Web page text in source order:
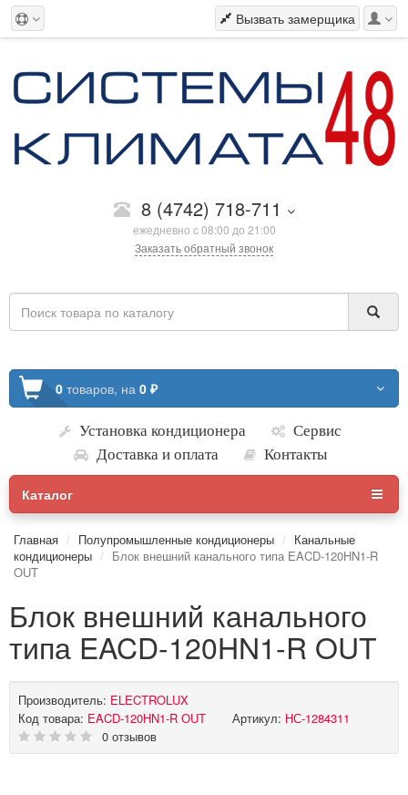
Вызвать замерщика
8 (4742) 718-711
ежедневно с 08:00 до 21:00
Заказать обратный звонок
0 товаров, на 0 ₽
Установка кондиционера
Сервис
Доставка и оплата
Контакты
Каталог
Главная Полупромышленные кондиционеры
Канальные
кондиционеры
Блок внешний канального типа EACD-120HN1-R
OUT
Блок внешний канального
типа EACD-120HN1-R OUT
Производитель: ELECTROLUX
Код товара: EACD-120HN1-R OUT Артикул: НС-1284311
0 отзывов